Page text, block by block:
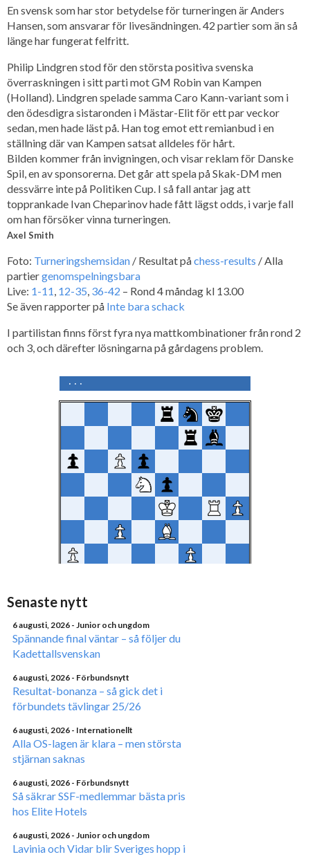
En svensk som har stor betydelse för turneringen är Anders
Hansen, som ansvarar för livesändningen. 42 partier som än så
länge har fungerat felfritt.
Philip Lindgren stod för den största positiva svenska
överraskningen i sitt parti mot GM Robin van Kampen
(Holland). Lindgren spelade samma Caro Kann-variant som i
den ödesdigra sistaronden i Mästar-Elit för ett par veckor
sedan, men hade läst på. Han tog emot ett remianbud i en
ställning där van Kampen satsat alldeles för hårt.
Bilden kommer från invigningen, och visar reklam för Danske
Spil, en av sponsorerna. Det går att spela på Skak-DM men
dessvärre inte på Politiken Cup. I så fall antar jag att
topprankade Ivan Cheparinov hade fått lägst odds, i varje fall
om han försöker vinna turneringen.
Axel Smith
Foto: Turneringshemsidan / Resultat påchess-results / Alla
partiergenomspelningsbara
Live: 1-11, 12-35, 36-42 – Rond 4 måndag kl 13.00
Se även rapporter på Inte bara schack
I partilistan finns först fyra nya mattkombinationer från rond 2
och 3, och därefter lösningarna på gårdagens problem.
Senaste nytt
6 augusti, 2026 - Junior och ungdom
Spännande final väntar – så följer du
Kadettallsvenskan
6 augusti, 2026 - Förbundsnytt
Resultat-bonanza – så gick det i
förbundets tävlingar 25/26
6 augusti, 2026 - Internationellt
Alla OS-lagen är klara – men största
stjärnan saknas
6 augusti, 2026 - Förbundsnytt
Så säkrar SSF-medlemmar bästa pris
hos Elite Hotels
6 augusti, 2026 - Junior och ungdom
Lavinia och Vidar blir Sveriges hopp i